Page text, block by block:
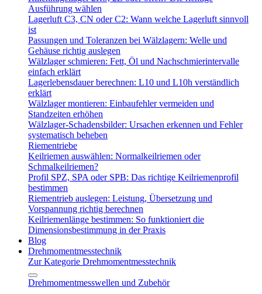
Ausführung wählen
Lagerluft C3, CN oder C2: Wann welche Lagerluft sinnvoll
ist
Passungen und Toleranzen bei Wälzlagern: Welle und
Gehäuse richtig auslegen
Wälzlager schmieren: Fett, Öl und Nachschmierintervalle
einfach erklärt
Lagerlebensdauer berechnen: L10 und L10h verständlich
erklärt
Wälzlager montieren: Einbaufehler vermeiden und
Standzeiten erhöhen
Wälzlager-Schadensbilder: Ursachen erkennen und Fehler
systematisch beheben
Riementriebe
Keilriemen auswählen: Normalkeilriemen oder
Schmalkeilriemen?
Profil SPZ, SPA oder SPB: Das richtige Keilriemenprofil
bestimmen
Riementrieb auslegen: Leistung, Übersetzung und
Vorspannung richtig berechnen
Keilriemenlänge bestimmen: So funktioniert die
Dimensionsbestimmung in der Praxis
Blog
Drehmomentmesstechnik
Zur Kategorie Drehmomentmesstechnik
Drehmomentmesswellen und Zubehör